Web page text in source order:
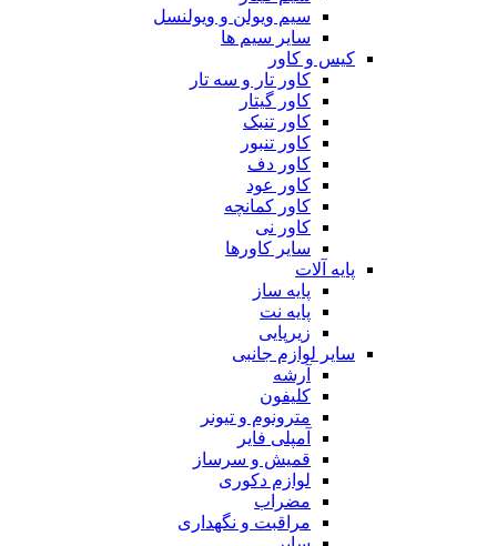
سیم ویولن و ویولنسل
سایر سیم ها
کیس و کاور
کاور تار و سه تار
کاور گیتار
کاور تنبک
کاور تنبور
کاور دف
کاور عود
کاور کمانچه
کاور نی
سایر کاورها
پایه آلات
پایه ساز
پایه نت
زیرپایی
سایر لوازم جانبی
آرشه
کلیفون
مترونوم و تیونر
آمپلی فایر
قمیش و سرساز
لوازم دکوری
مضراب
مراقبت و نگهداری